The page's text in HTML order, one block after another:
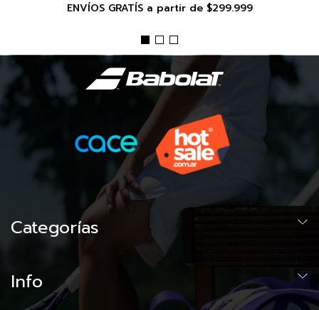
ENVÍOS GRATÍS a partir de $299.999
Categorías
Info